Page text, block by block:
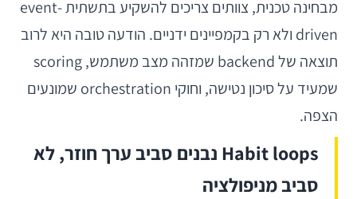
מבחינה טכנית, צוותים צריכים להשקיע בתשתית event-
driven ולא רק בקמפיינים ידניים. הודעה טובה היא לרוב
תוצאה של backend שמזהה מצב משתמש, scoring
שמעיד על סיכון נטישה, וחוקי orchestration שמונעים
הצפה.
Habit loops נבנים סביב ערך חוזר, לא
סביב מניפולציה